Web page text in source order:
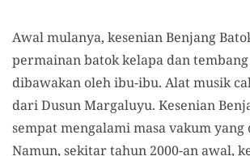
Awal mulanya, kesenian Benjang
permainan batok kelapa dan
dibawakan oleh ibu-ibu. Alat musik
dari Dusun Margaluyu. Kesenian
sempat mengalami masa vakum yang
Namun, sekitar tahun 2000-an awal,